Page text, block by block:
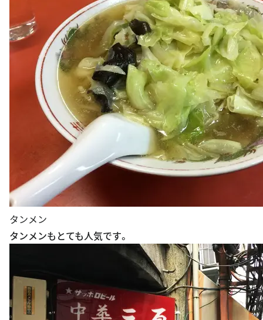
タンメン
タンメンもとても人気です。